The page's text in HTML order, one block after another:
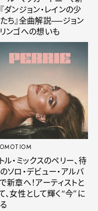
ダンジョン・レインの少
ち』全曲解説──ジョン
ンゴへの想いも
ル・ミックスのペリー、待
ソロ・デビュー・アルバ
新章へ！アーティストと
、女性として輝く“今”に